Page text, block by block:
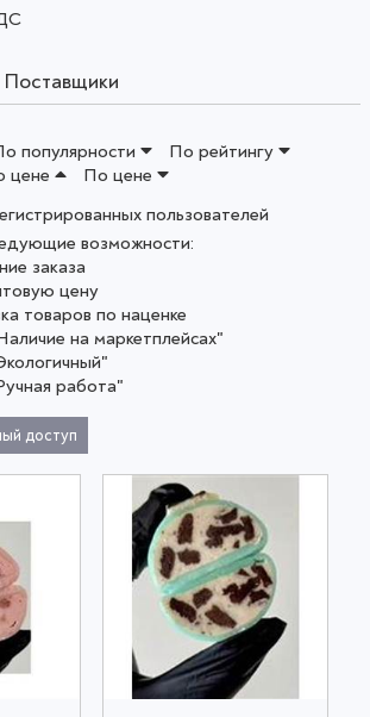
Поставщики
популярности
По рейтингу
цене
По цене
пользователей
возможности:
заказа
цену
товаров по наценке
на маркетплейсах"
работа"
доступ